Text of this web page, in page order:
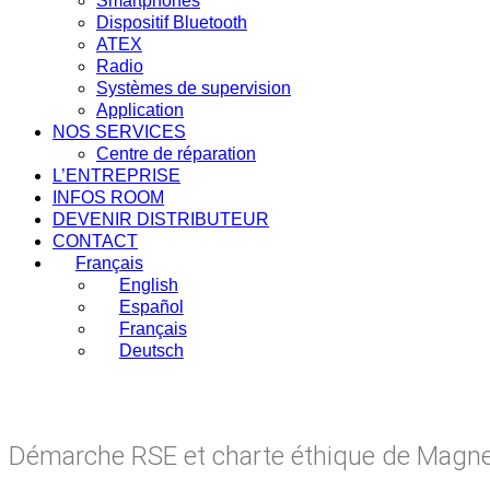
Dispositif Bluetooth
ATEX
Radio
Systèmes de supervision
Application
NOS SERVICES
Centre de réparation
L’ENTREPRISE
INFOS ROOM
DEVENIR DISTRIBUTEUR
CONTACT
Français
English
Español
Français
Deutsch
Démarche RSE et charte éthique de